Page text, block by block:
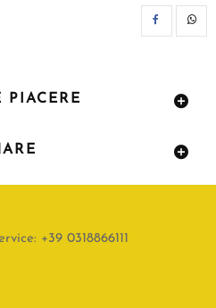
PIACERE
+39 0318866111